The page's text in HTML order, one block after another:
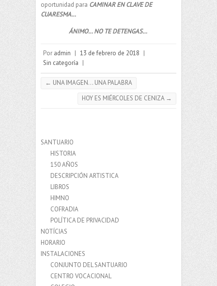
oportunidad para CAMINAR EN CLAVE DE
CUARESMA…
ÁNIMO… NO TE DETENGAS…
Por admin | 13 de febrero de 2018 |
Sin categoría |
← UNA IMAGEN… UNA PALABRA
HOY ES MIÉRCOLES DE CENIZA →
SANTUARIO
HISTORIA
150 AÑOS
DESCRIPCIÓN ARTISTICA
LIBROS
HIMNO
COFRADIA
POLÍTICA DE PRIVACIDAD
NOTÍCIAS
HORARIO
INSTALACIONES
CONJUNTO DEL SANTUARIO
CENTRO VOCACIONAL